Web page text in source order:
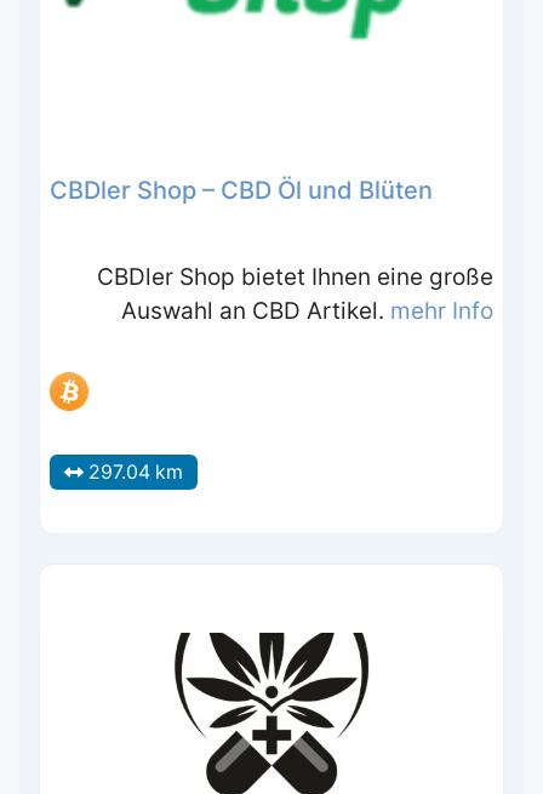
CBDler Shop – CBD Öl und Blüten
CBDler Shop bietet Ihnen eine große
Auswahl an CBD Artikel. mehr Info
297.04 km